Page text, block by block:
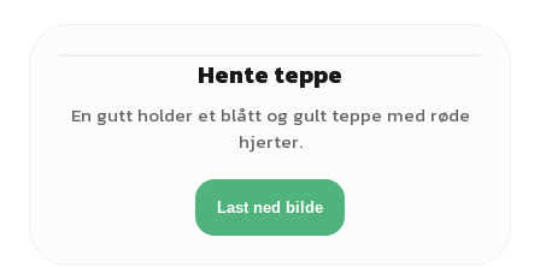
Hente teppe
En gutt holder et blått og gult teppe med røde
hjerter.
Last ned bilde